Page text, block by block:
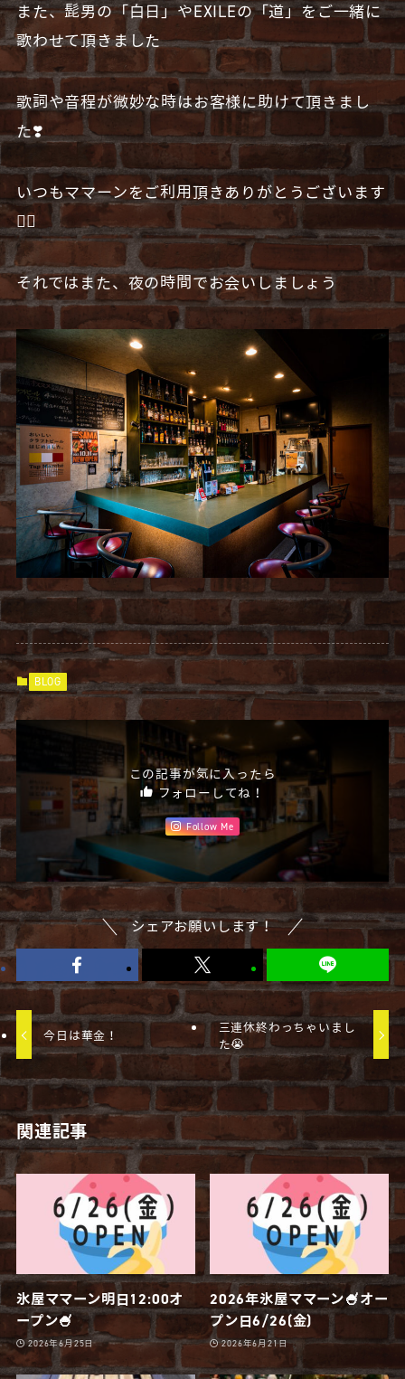
また、髭男の「白日」やEXILEの「道」をご一緒に
歌わせて頂きました
歌詞や音程が微妙な時はお客様に助けて頂きまし
た❣️
いつもママーンをご利用頂きありがとうございます
🙇‍♂️
それではまた、夜の時間でお会いしましょう
BLOG
この記事が気に入ったら
フォローしてね！
Follow Me
シェアお願いします！
今日は華金！
三連休終わっちゃいまし
た😭
関連記事
氷屋ママーン明日12:00オ
ープン🍧
2026年6月25日
2026年氷屋ママーン🍧オー
プン日6/26(金)
2026年6月21日